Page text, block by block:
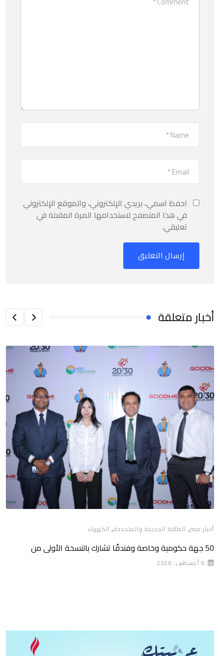
احفظ اسمي، بريدي الإلكتروني، والموقع الإلكتروني
في هذا المتصفح لاستخدامها المرة المقبلة في
تعليقي.
أخبار متعلقة
أخبار مصر, الطاقة الجديدة والمتجددة, الكهرباء
50 جهة حكومية وخاصة وفندقًا تشارك بالنسخة الأولى من
8 أغسطس، 2026